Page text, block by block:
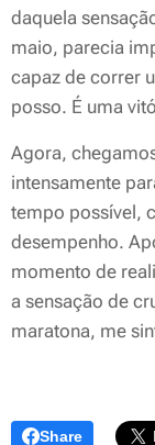
daquela
maio, parecia
capaz de correr
posso. É uma
Agora,
intensamente
tempo possível,
desempenho.
momento de
a sensação de
maratona, me
Share